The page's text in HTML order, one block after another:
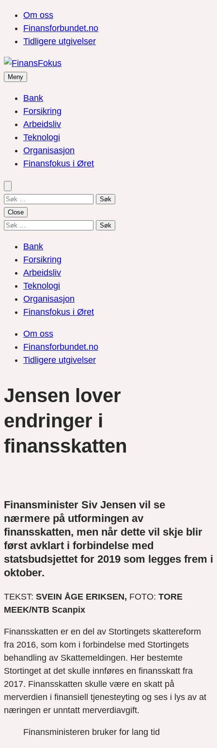
Om oss
Finansforbundet.no
Tidligere utgivelser
Meny
Bank
Forsikring
Arbeidsliv
Teknologi
Organisasjon
Finansfokus i Øret
Søk
etter:
Close
Søk
Bank
Forsikring
Arbeidsliv
Teknologi
Organisasjon
Finansfokus i Øret
Om oss
Finansforbundet.no
Tidligere utgivelser
Jensen lover
endringer i
finansskatten
Finansminister Siv Jensen vil se
nærmere på utformingen av
finansskatten, men når dette vil skje blir
først avklart i forbindelse med
statsbudsjettet for 2019 som legges frem i
oktober.
TEKST: SVEIN ÅGE ERIKSEN, FOTO: TORE
MEEK/NTB Scanpix
Finansskatten er en del av Stortingets skattereform
fra 2016, som kom i forbindelse med Stortingets
behandling av Skattemeldingen. Her bestemte
Stortinget at det skulle innføres en finansskatt fra
2017. Finansskatten skulle være en skatt på
merverdien i finansiell tjenesteyting og ses i lys av at
næringen er unntatt merverdiavgift.
Finansministeren bruker for lang tid